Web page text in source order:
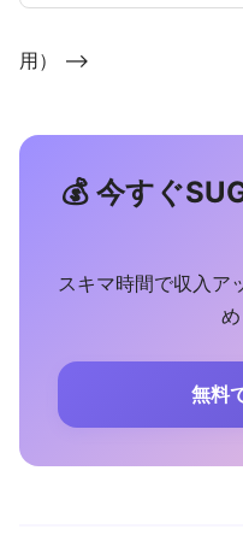
用） -->
💰 今すぐ
スキマ時間で収入ア
無料